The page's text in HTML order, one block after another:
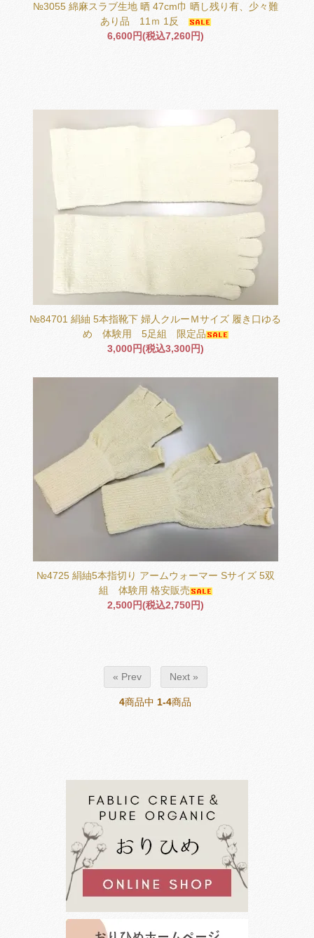
№3055 綿麻スラブ生地 晒 47cm巾 晒し残り有、少々難
あり品 11ｍ 1反
6,600円(税込7,260円)
№84701 絹紬 5本指靴下 婦人クルーＭサイズ 履き口ゆる
め 体験用 5足組 限定品
3,000円(税込3,300円)
№4725 絹紬5本指切り アームウォーマー Sサイズ 5双
組 体験用 格安販売
2,500円(税込2,750円)
« Prev Next »
4商品中 1-4商品